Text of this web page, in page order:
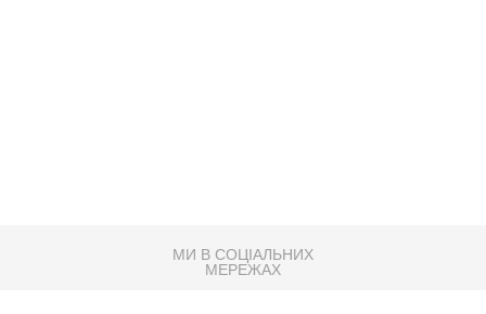
МИ В СОЦІАЛЬНИХ
МЕРЕЖАХ